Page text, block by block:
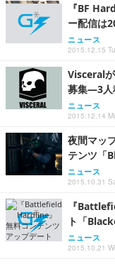
『BF
ー配信は
ニュース
2015.12.15
Visceral
募集―3人
ニュース
2015.12.14
夜間マッ
テンツ「
ニュース
2015.10.31
『
ト「
ニュース
2015.10.21